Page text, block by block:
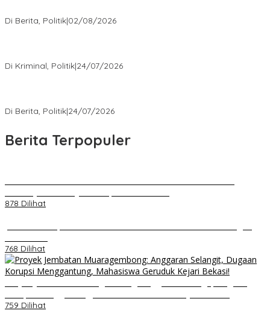
Di Berita, Politik|02/08/2026
Di Kriminal, Politik|24/07/2026
Di Berita, Politik|24/07/2026
Berita Terpopuler
878 Dilihat
768 Dilihat
759 Dilihat